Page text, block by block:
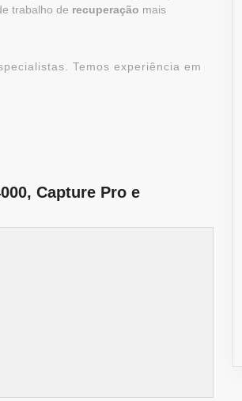
trabalho de recuperação mais
Temos experiência em
Capture Pro e